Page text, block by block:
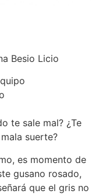
Besio Licio
te sale mal? ¿Te
suerte?
es momento de
gusano rosado,
que el gris no